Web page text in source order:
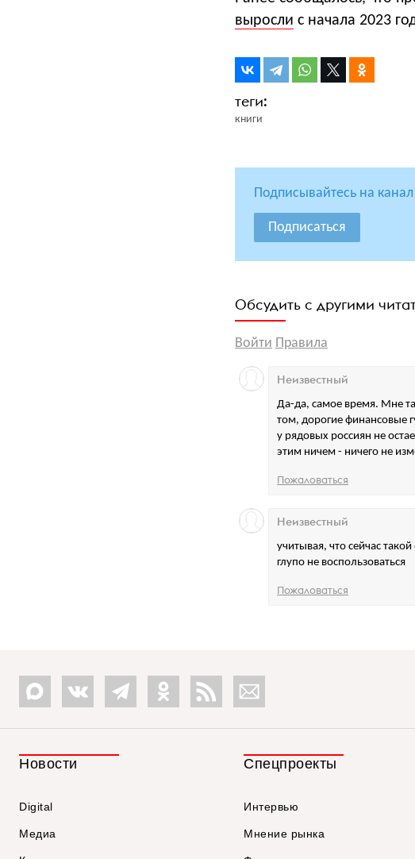
выросли с начала 2023
книги
Подписывайтесь на канал
Подписаться
Обсудить с другими
Войти Правила
Да-да, самое время. Мне
том, дорогие финансовые
у рядовых россиян не
этим ничем - ничего не
Неизвестный
Пожаловаться
учитывая, что сейчас
глупо не воспользоваться
Неизвестный
Пожаловаться
Новости
Digital
Медиа
Спецпроекты
Интервью
Мнение рынка